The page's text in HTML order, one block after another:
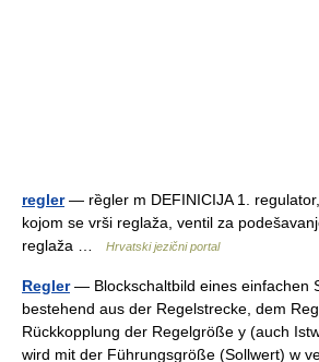
regler— rȅgler m DEFINICIJA 1.
kojom se vrši reglaža, ventil za
reglaža …
Hrvatski jezični portal
Regler— Blockschaltbild eines einfachen
bestehend aus der Regelstrecke, dem
Rückkopplung der Regelgröße y (auch
wird mit der Führungsgröße (Sollwert) w